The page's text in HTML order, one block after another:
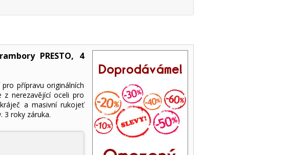
PRESTO, 4
přípravu originálních
z nerezavějící oceli pro
a masivní rukojeť
3 roky záruka.